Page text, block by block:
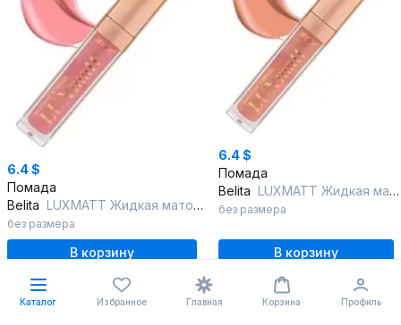
6.4 $
Помада
Belita LUXMATT Жидкая матовая губная помада, тон 13 Снежная роза, 6
без размера
В корзину
6.4 $
Помада
Belita LUXMATT Жидкая матовая губная помада, тон 14 Нежный кремовый, 6
без размера
В корзину
Каталог Избранное Главная Корзина Профиль